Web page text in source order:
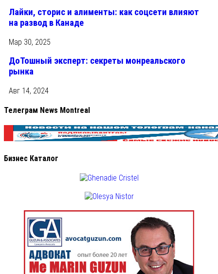
Лайки, сторис и алименты: как соцсети влияют
на развод в Канаде
Мар 30, 2025
ДоТошный эксперт: секреты монреальского
рынка
Авг 14, 2024
Телеграм News Montreal
Бизнес Каталог